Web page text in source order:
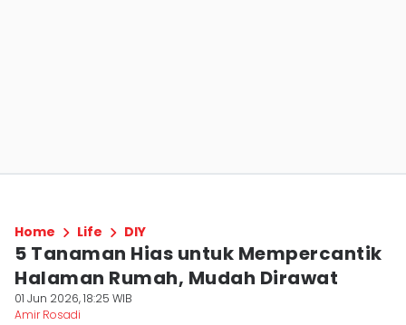
Home Life DIY
5 Tanaman Hias untuk Mempercantik
Halaman Rumah, Mudah Dirawat
01 Jun 2026, 18:25 WIB
Amir Rosadi